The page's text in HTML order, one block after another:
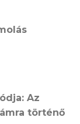
Az
történő